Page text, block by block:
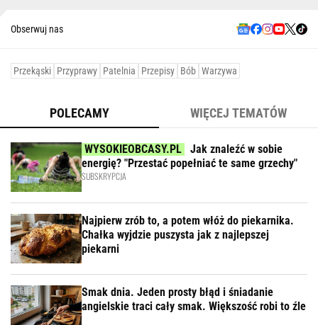
Obserwuj nas
Przekąski Przyprawy Patelnia Przepisy Bób Warzywa
POLECAMY WIĘCEJ TEMATÓW
Jak znaleźć w sobie
energię? "Przestać popełniać te same grzechy"
SUBSKRYPCJA
Najpierw zrób to, a potem włóż do piekarnika.
Chałka wyjdzie puszysta jak z najlepszej
piekarni
Smak dnia. Jeden prosty błąd i śniadanie
angielskie traci cały smak. Większość robi to źle